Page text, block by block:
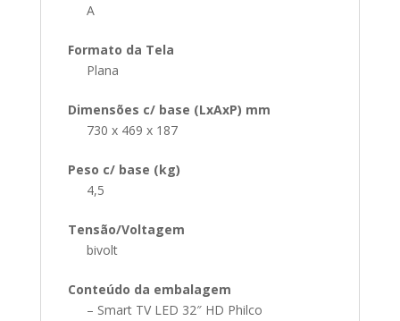
A
Formato da Tela
Plana
Dimensões c/ base (LxAxP) mm
730 x 469 x 187
Peso c/ base (kg)
4,5
Tensão/Voltagem
bivolt
Conteúdo da embalagem
– Smart TV LED 32″ HD Philco